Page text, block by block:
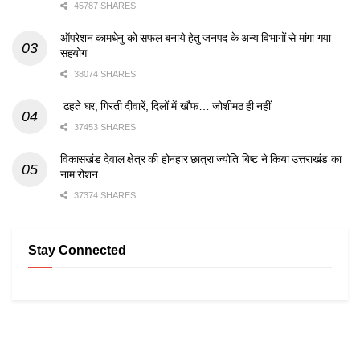
45787 SHARES
ऑपरेशन कामधेनु को सफल बनाये हेतु जनपद के अन्य विभागों से मांगा गया
सहयोग
38074 SHARES
ढहते घर, गिरती दीवारें, दिलों में खौफ… जोशीमठ ही नहीं
37453 SHARES
विकासखंड देवाल क्षेत्र की होनहार छात्रा ज्योति बिष्ट ने किया उत्तराखंड का
नाम रोशन
37374 SHARES
Stay Connected